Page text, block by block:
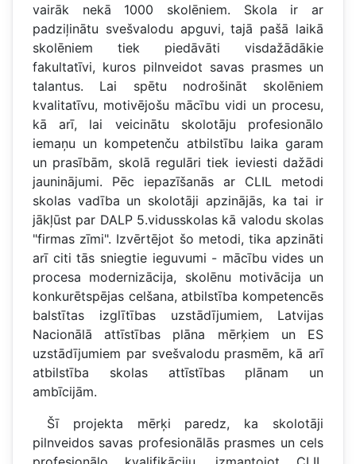
vairāk nekā 1000 skolēniem. Skola ir ar
padziļinātu svešvalodu apguvi, tajā pašā laikā
skolēniem tiek piedāvāti visdažādākie
fakultatīvi, kuros pilnveidot savas prasmes un
talantus. Lai spētu nodrošināt skolēniem
kvalitatīvu, motivējošu mācību vidi un procesu,
kā arī, lai veicinātu skolotāju profesionālo
iemaņu un kompetenču atbilstību laika garam
un prasībām, skolā regulāri tiek ieviesti dažādi
jauninājumi. Pēc iepazīšanās ar CLIL metodi
skolas vadība un skolotāji apzinājās, ka tai ir
jākļūst par DALP 5.vidusskolas kā valodu skolas
"firmas zīmi". Izvērtējot šo metodi, tika apzināti
arī citi tās sniegtie ieguvumi - mācību vides un
procesa modernizācija, skolēnu motivācija un
konkurētspējas celšana, atbilstība kompetencēs
balstītas izglītības uzstādījumiem, Latvijas
Nacionālā attīstības plāna mērķiem un ES
uzstādījumiem par svešvalodu prasmēm, kā arī
atbilstība skolas attīstības plānam un
ambīcijām.
Šī projekta mērķi paredz, ka skolotāji
pilnveidos savas profesionālās prasmes un cels